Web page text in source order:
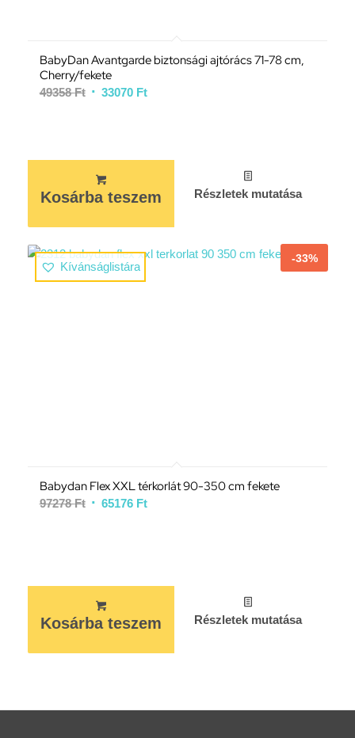
BabyDan Avantgarde biztonsági ajtórács 71-78 cm,
Cherry/fekete
49358Ft 33070 Ft
Kosárba teszem Részletek mutatása
Kívánságlistára
-33%
Babydan Flex XXL térkorlát 90-350 cm fekete
97278Ft 65176 Ft
Kosárba teszem Részletek mutatása